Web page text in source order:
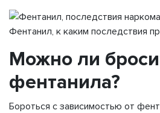
Фентанил, к каким последствия
Можно ли
фентанила?
Бороться с зависимостью от